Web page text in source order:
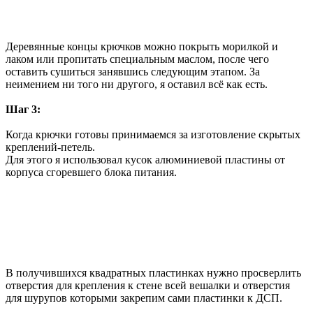
Деревянные концы крючков можно покрыть морилкой и
лаком или пропитать специальным маслом, после чего
оставить сушиться занявшись следующим этапом. За
неимением ни того ни другого, я оставил всё как есть.
Шаг 3:
Когда крючки готовы принимаемся за изготовление скрытых
креплений-петель.
Для этого я использовал кусок алюминиевой пластины от
корпуса сгоревшего блока питания.
В получившихся квадратных пластинках нужно просверлить
отверстия для крепления к стене всей вешалки и отверстия
для шурупов которыми закрепим сами пластинки к ДСП.